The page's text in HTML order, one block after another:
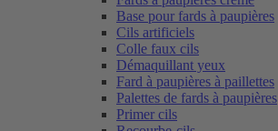
Base pour fards à paupières
Cils artificiels
Colle faux cils
Démaquillant yeux
Fard à paupières à paillettes
Palettes de fards à paupières
Primer cils